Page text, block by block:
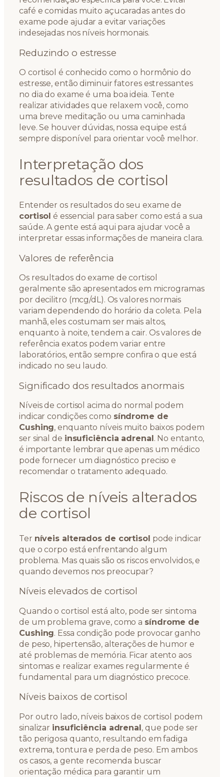
café e comidas muito açucaradas antes do
exame pode ajudar a evitar variações
indesejadas nos níveis hormonais.
Reduzindo o estresse
O cortisol é conhecido como o hormônio do
estresse, então diminuir fatores estressantes
no dia do exame é uma boa ideia. Tente
realizar atividades que relaxem você, como
uma breve meditação ou uma caminhada
leve. Se houver dúvidas, nossa equipe está
sempre disponível para orientar você melhor.
Interpretação dos
resultados de cortisol
Entender os resultados do seu exame de
cortisol é essencial para saber como está a sua
saúde. A gente está aqui para ajudar você a
interpretar essas informações de maneira clara.
Valores de referência
Os resultados do exame de cortisol
geralmente são apresentados em microgramas
por decilitro (mcg/dL). Os valores normais
variam dependendo do horário da coleta. Pela
manhã, eles costumam ser mais altos,
enquanto à noite, tendem a cair. Os valores de
referência exatos podem variar entre
laboratórios, então sempre confira o que está
indicado no seu laudo.
Significado dos resultados anormais
Níveis de cortisol acima do normal podem
indicar condições como síndrome de
Cushing, enquanto níveis muito baixos podem
ser sinal de insuficiência adrenal . No entanto,
é importante lembrar que apenas um médico
pode fornecer um diagnóstico preciso e
recomendar o tratamento adequado.
Riscos de níveis alterados
de cortisol
Ter níveis alterados de cortisol pode indicar
que o corpo está enfrentando algum
problema. Mas quais são os riscos envolvidos, e
quando devemos nos preocupar?
Níveis elevados de cortisol
Quando o cortisol está alto, pode ser sintoma
de um problema grave, como a síndrome de
Cushing. Essa condição pode provocar ganho
de peso, hipertensão, alterações de humor e
até problemas de memória. Ficar atento aos
sintomas e realizar exames regularmente é
fundamental para um diagnóstico precoce.
Níveis baixos de cortisol
Por outro lado, níveis baixos de cortisol podem
sinalizar insuficiência adrenal, que pode ser
tão perigosa quanto, resultando em fadiga
extrema, tontura e perda de peso. Em ambos
os casos, a gente recomenda buscar
orientação médica para garantir um